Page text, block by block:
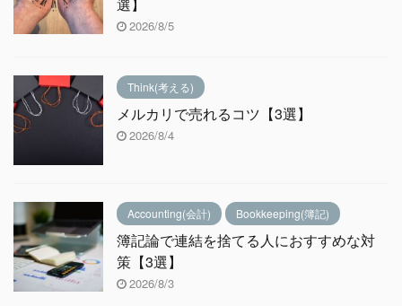
2026/8/5
Think(考える)
メルカリで売れるコツ【3選】
2026/8/4
Accounting(会計) Bookkeeping(簿記)
簿記論で連結を捨てる人におすすめな対
策【3選】
2026/8/3